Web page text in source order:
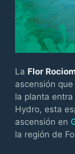
La Flor
ascensión
la planta
Hydro, esta
ascensión en
la región de